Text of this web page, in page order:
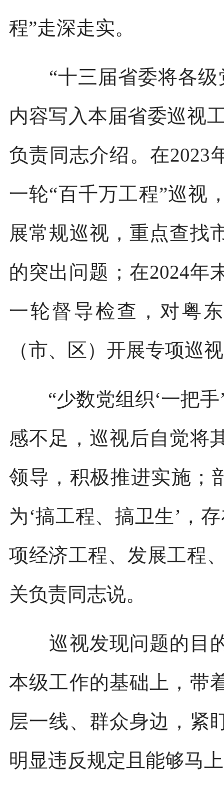
程”走深走实。
“十三届省委将各级
内容写入本届省委巡视
负责同志介绍。在2023
一轮“百千万工程”巡视
展常规巡视，重点查找
的突出问题；在2024年
一轮督导检查，对粤
（市、区）开展专项巡
“少数党组织‘一把手’
感不足，巡视后自觉将
领导，积极推进实施；
为‘搞工程、搞卫生’，
项经济工程、发展工程
关负责同志说。
巡视发现问题的目的
本级工作的基础上，带
层一线、群众身边，紧
明显违反规定且能够马